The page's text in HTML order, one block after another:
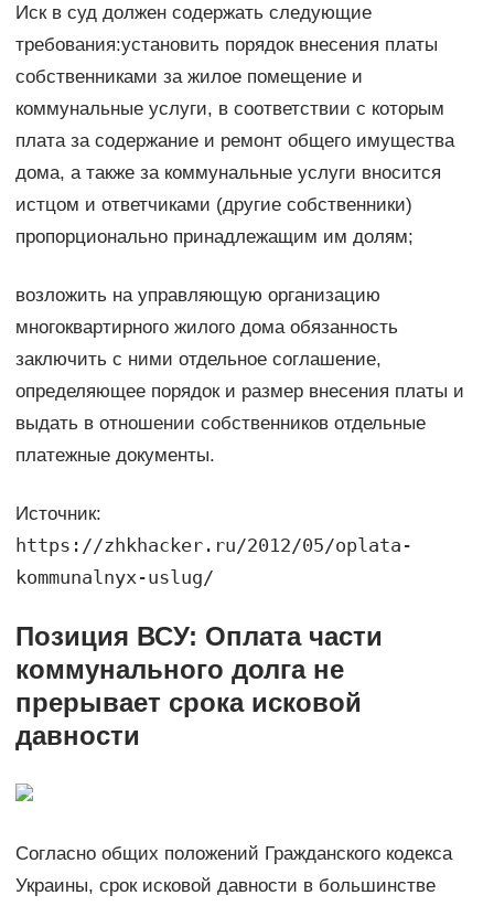
Иск в суд должен содержать следующие
требования:установить порядок внесения платы
собственниками за жилое помещение и
коммунальные услуги, в соответствии с которым
плата за содержание и ремонт общего имущества
дома, а также за коммунальные услуги вносится
истцом и ответчиками (другие собственники)
пропорционально принадлежащим им долям;
возложить на управляющую организацию
многоквартирного жилого дома обязанность
заключить с ними отдельное соглашение,
определяющее порядок и размер внесения платы и
выдать в отношении собственников отдельные
платежные документы.
Источник:
https://zhkhacker.ru/2012/05/oplata-
kommunalnyx-uslug/
Позиция ВСУ: Оплата части
коммунального долга не
прерывает срока исковой
давности
Согласно общих положений Гражданского кодекса
Украины, срок исковой давности в большинстве